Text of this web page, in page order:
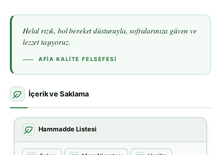
Helal rızık, bol bereket düsturuyla, sofralarınıza güven ve
lezzet taşıyoruz.
AFIA KALITE FELSEFESI
İçerik ve Saklama
Hammadde Listesi